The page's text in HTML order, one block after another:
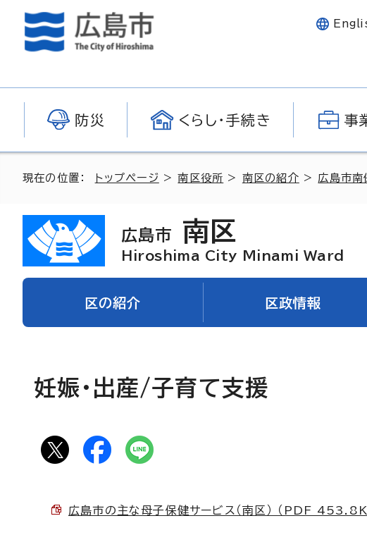
防災 くらし・手続き 事
現在の位置： トップページ >南区役所 > 南区の紹介 > 広島市南
広島市 南区
Hiroshima City Minami Ward
区の紹介 区政情報
妊娠・出産/子育て支援
広島市の主な母子保健サービス（南区） （PDF